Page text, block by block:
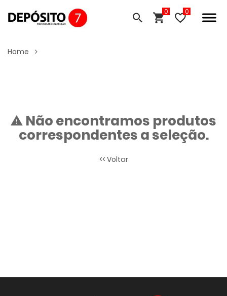
0
Home
Não encontramos produtos
correspondentes a seleção.
<< Voltar